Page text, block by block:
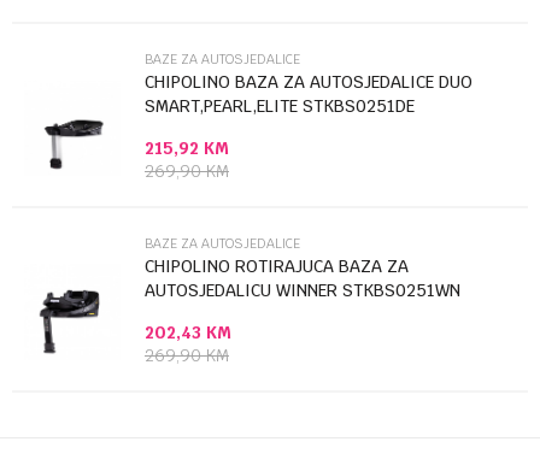
Anti-spam zaštita - izračunajte koliko je 6 - 1 :
BAZE ZA AUTOSJEDALICE
CHIPOLINO BAZA ZA AUTOSJEDALICE DUO
SMART,PEARL,ELITE STKBS0251DE
215,92 KM
269,90KM
BAZE ZA AUTOSJEDALICE
CHIPOLINO ROTIRAJUCA BAZA ZA
AUTOSJEDALICU WINNER STKBS0251WN
202,43 KM
269,90KM